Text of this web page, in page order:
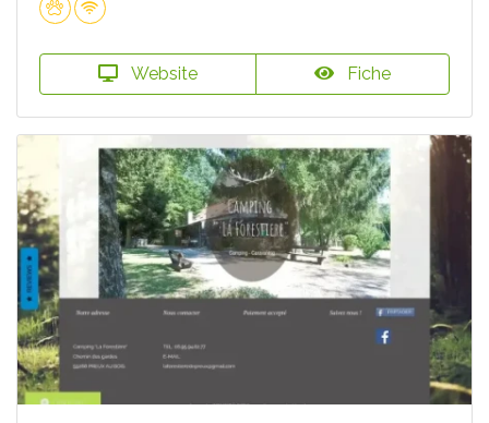
Website Fiche